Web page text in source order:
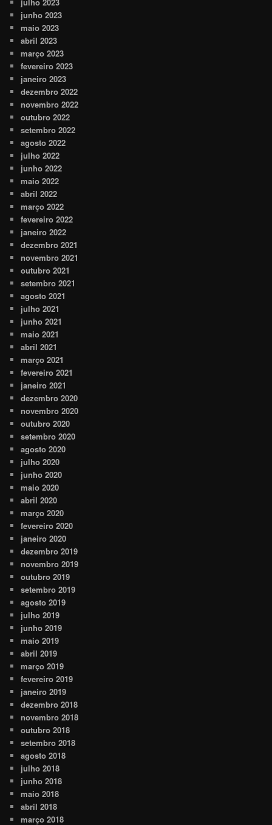
junho 2023
maio 2023
abril 2023
março 2023
fevereiro 2023
janeiro 2023
dezembro 2022
novembro 2022
outubro 2022
setembro 2022
agosto 2022
julho 2022
junho 2022
maio 2022
abril 2022
março 2022
fevereiro 2022
janeiro 2022
dezembro 2021
novembro 2021
outubro 2021
setembro 2021
agosto 2021
julho 2021
junho 2021
maio 2021
abril 2021
março 2021
fevereiro 2021
janeiro 2021
dezembro 2020
novembro 2020
outubro 2020
setembro 2020
agosto 2020
julho 2020
junho 2020
maio 2020
abril 2020
março 2020
fevereiro 2020
janeiro 2020
dezembro 2019
novembro 2019
outubro 2019
setembro 2019
agosto 2019
julho 2019
junho 2019
maio 2019
abril 2019
março 2019
fevereiro 2019
janeiro 2019
dezembro 2018
novembro 2018
outubro 2018
setembro 2018
agosto 2018
julho 2018
junho 2018
maio 2018
abril 2018
março 2018